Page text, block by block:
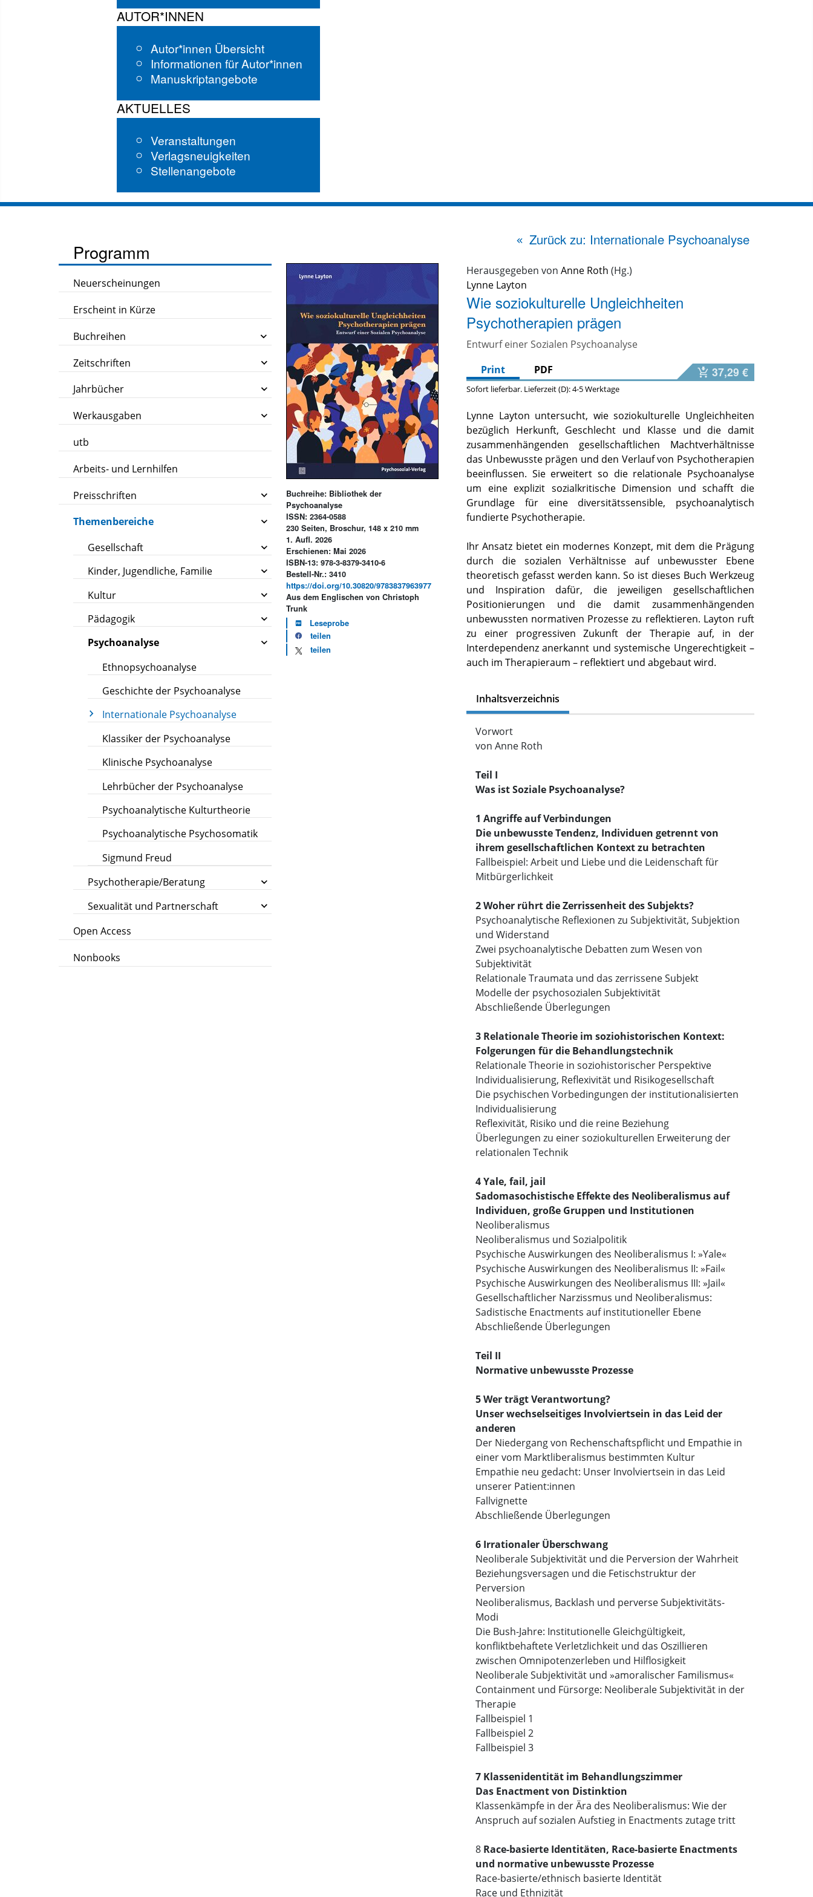
AUTOR*INNEN
Autor*innen Übersicht
Informationen für Autor*innen
Manuskriptangebote
AKTUELLES
Veranstaltungen
Verlagsneuigkeiten
Stellenangebote
Programm
Neuerscheinungen
Erscheint in Kürze
Buchreihen
Zeitschriften
Jahrbücher
Werkausgaben
utb
Arbeits- und Lernhilfen
Preisschriften
Themenbereiche
Gesellschaft
Kinder, Jugendliche, Familie
Kultur
Pädagogik
Psychoanalyse
Ethnopsychoanalyse
Geschichte der Psychoanalyse
Internationale Psychoanalyse
Klassiker der Psychoanalyse
Klinische Psychoanalyse
Lehrbücher der Psychoanalyse
Psychoanalytische Kulturtheorie
Psychoanalytische Psychosomatik
Sigmund Freud
Psychotherapie/Beratung
Sexualität und Partnerschaft
Open Access
Nonbooks
Zurück zu: Internationale Psychoanalyse
Buchreihe: Bibliothek der
Psychoanalyse
ISSN: 2364-0588
230 Seiten, Broschur, 148 x 210 mm
1. Aufl. 2026
Erschienen: Mai 2026
ISBN-13: 978-3-8379-3410-6
Bestell-Nr.: 3410
https://doi.org/10.30820/9783837963977
Aus dem Englischen von Christoph
Trunk
Leseprobe
teilen
teilen
Herausgegeben vonAnne Roth
Lynne Layton
Wie soziokulturelle Ungleichheiten
Psychotherapien prägen
Entwurf einer Sozialen Psychoanalyse
Print
PDF 37,29 €
Sofort lieferbar. Lieferzeit (D): 4-5 Werktage
Lynne Layton untersucht, wie soziokulturelle Ungleichheiten
bezüglich Herkunft, Geschlecht und Klasse und die damit
zusammenhängenden gesellschaftlichen Machtverhältnisse
das Unbewusste prägen und den Verlauf von Psychotherapien
beeinflussen. Sie erweitert so die relationale Psychoanalyse
um eine explizit sozialkritische Dimension und schafft die
Grundlage für eine diversitätssensible, psychoanalytisch
fundierte Psychotherapie.
Ihr Ansatz bietet ein modernes Konzept, mit dem die Prägung
durch die sozialen Verhältnisse auf unbewusster Ebene
theoretisch gefasst werden kann. So ist dieses Buch Werkzeug
und Inspiration dafür, die jeweiligen gesellschaftlichen
Positionierungen und die damit zusammenhängenden
unbewussten normativen Prozesse zu reflektieren. Layton ruft
zu einer progressiven Zukunft der Therapie auf, in der
Interdependenz anerkannt und systemische Ungerechtigkeit –
auch im Therapieraum – reflektiert und abgebaut wird.
Inhaltsverzeichnis
Vorwort
von Anne Roth
Teil I
Was ist Soziale Psychoanalyse?
1 Angriffe auf Verbindungen
Die unbewusste Tendenz, Individuen getrennt von
ihrem gesellschaftlichen Kontext zu betrachten
Fallbeispiel: Arbeit und Liebe und die Leidenschaft für
Mitbürgerlichkeit
2 Woher rührt die Zerrissenheit des Subjekts?
Psychoanalytische Reflexionen zu Subjektivität, Subjektion
und Widerstand
Zwei psychoanalytische Debatten zum Wesen von
Subjektivität
Relationale Traumata und das zerrissene Subjekt
Modelle der psychosozialen Subjektivität
Abschließende Überlegungen
3 Relationale Theorie im soziohistorischen Kontext:
Folgerungen für die Behandlungstechnik
Relationale Theorie in soziohistorischer Perspektive
Individualisierung, Reflexivität und Risikogesellschaft
Die psychischen Vorbedingungen der institutionalisierten
Individualisierung
Reflexivität, Risiko und die reine Beziehung
Überlegungen zu einer soziokulturellen Erweiterung der
relationalen Technik
4 Yale, fail, jail
Sadomasochistische Effekte des Neoliberalismus auf
Individuen, große Gruppen und Institutionen
Neoliberalismus
Neoliberalismus und Sozialpolitik
Psychische Auswirkungen des Neoliberalismus I: »Yale«
Psychische Auswirkungen des Neoliberalismus II: »Fail«
Psychische Auswirkungen des Neoliberalismus III: »Jail«
Gesellschaftlicher Narzissmus und Neoliberalismus:
Sadistische Enactments auf institutioneller Ebene
Abschließende Überlegungen
Teil II
Normative unbewusste Prozesse
5 Wer trägt Verantwortung?
Unser wechselseitiges Involviertsein in das Leid der
anderen
Der Niedergang von Rechenschaftspflicht und Empathie in
einer vom Marktliberalismus bestimmten Kultur
Empathie neu gedacht: Unser Involviertsein in das Leid
unserer Patient:innen
Fallvignette
Abschließende Überlegungen
6 Irrationaler Überschwang
Neoliberale Subjektivität und die Perversion der Wahrheit
Beziehungsversagen und die Fetischstruktur der
Perversion
Neoliberalismus, Backlash und perverse Subjektivitäts-
Modi
Die Bush-Jahre: Institutionelle Gleichgültigkeit,
konfliktbehaftete Verletzlichkeit und das Oszillieren
zwischen Omnipotenzerleben und Hilflosigkeit
Neoliberale Subjektivität und »amoralischer Familismus«
Containment und Fürsorge: Neoliberale Subjektivität in der
Therapie
Fallbeispiel 1
Fallbeispiel 2
Fallbeispiel 3
7 Klassenidentität im Behandlungszimmer
Das Enactment von Distinktion
Klassenkämpfe in der Ära des Neoliberalismus: Wie der
Anspruch auf sozialen Aufstieg in Enactments zutage tritt
8 Race-basierte Identitäten, Race-basierte Enactments
und normative unbewusste Prozesse
Race-basierte/ethnisch basierte Identität
Race und Ethnizität